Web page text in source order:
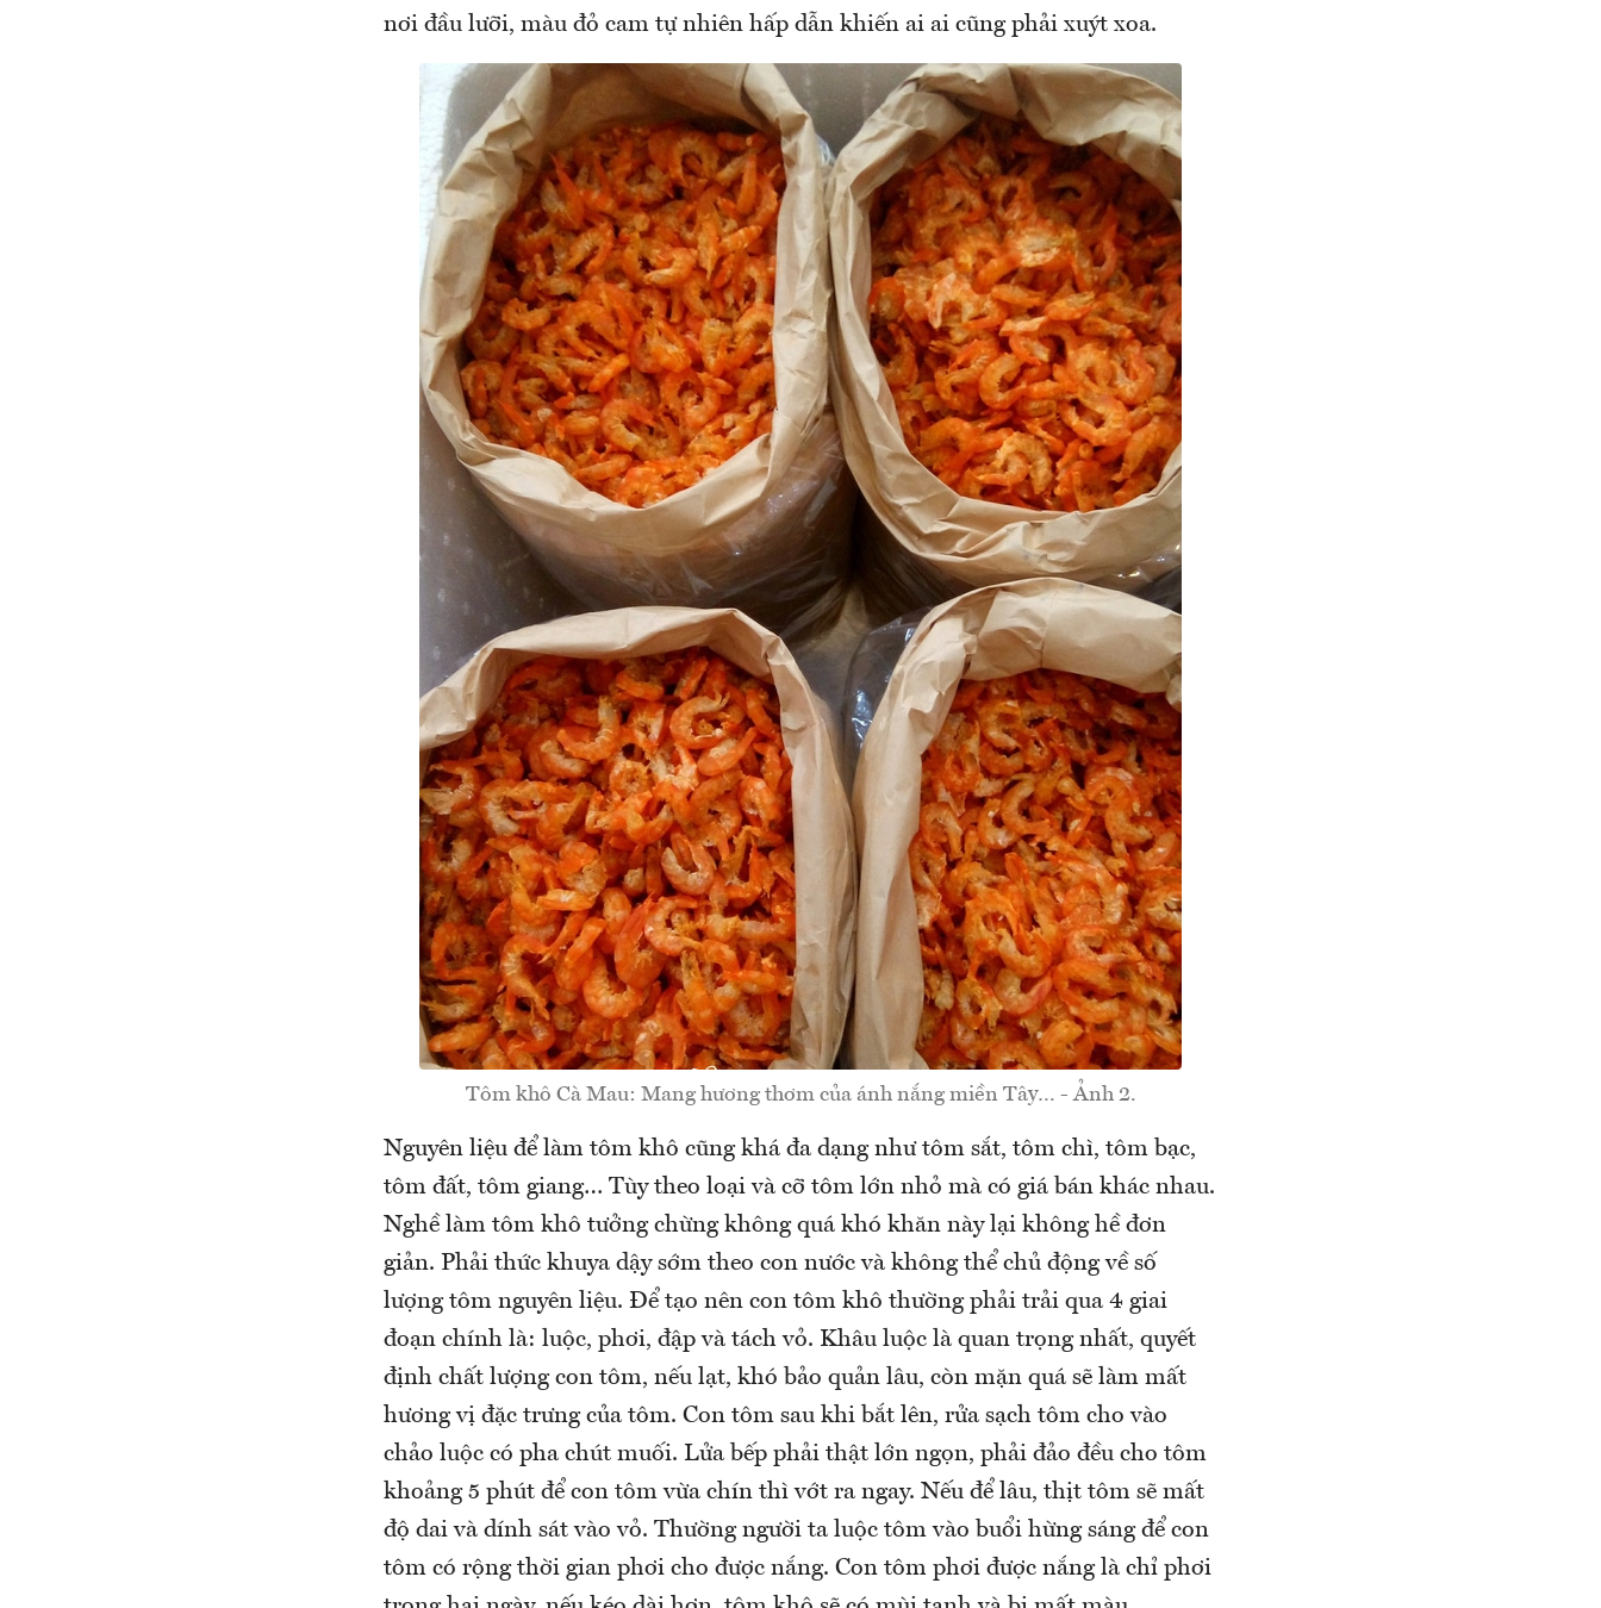
nơi đầu lưỡi, màu đỏ cam tự nhiên hấp dẫn khiến ai ai cũng phải xuýt xoa.
Tôm khô Cà Mau: Mang hương thơm của ánh nắng miền Tây… - Ảnh 2.
Nguyên liệu để làm tôm khô cũng khá đa dạng như tôm sắt, tôm chì, tôm bạc,
tôm đất, tôm giang… Tùy theo loại và cỡ tôm lớn nhỏ mà có giá bán khác nhau.
Nghề làm tôm khô tưởng chừng không quá khó khăn này lại không hề đơn
giản. Phải thức khuya dậy sớm theo con nước và không thể chủ động về số
lượng tôm nguyên liệu. Để tạo nên con tôm khô thường phải trải qua 4 giai
đoạn chính là: luộc, phơi, đập và tách vỏ. Khâu luộc là quan trọng nhất, quyết
định chất lượng con tôm, nếu lạt, khó bảo quản lâu, còn mặn quá sẽ làm mất
hương vị đặc trưng của tôm. Con tôm sau khi bắt lên, rửa sạch tôm cho vào
chảo luộc có pha chút muối. Lửa bếp phải thật lớn ngọn, phải đảo đều cho tôm
khoảng 5 phút để con tôm vừa chín thì vớt ra ngay. Nếu để lâu, thịt tôm sẽ mất
độ dai và dính sát vào vỏ. Thường người ta luộc tôm vào buổi hừng sáng để con
tôm có rộng thời gian phơi cho được nắng. Con tôm phơi được nắng là chỉ phơi